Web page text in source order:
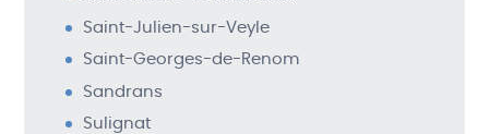
Saint-Julien-sur-Veyle
Saint-Georges-de-Renom
Sandrans
Sulignat